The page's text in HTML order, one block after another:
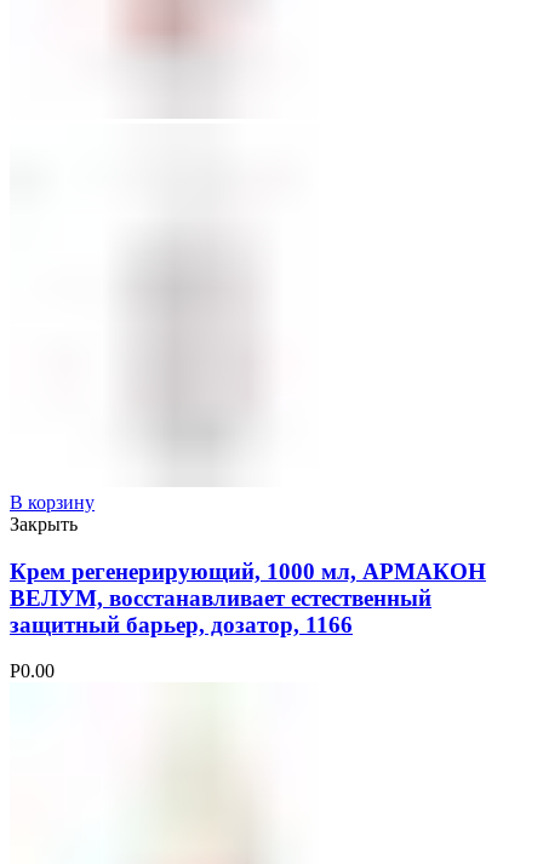
В корзину
Закрыть
Крем регенерирующий, 1000 мл, АРМАКОН
ВЕЛУМ, восстанавливает естественный
защитный барьер, дозатор, 1166
Р0.00